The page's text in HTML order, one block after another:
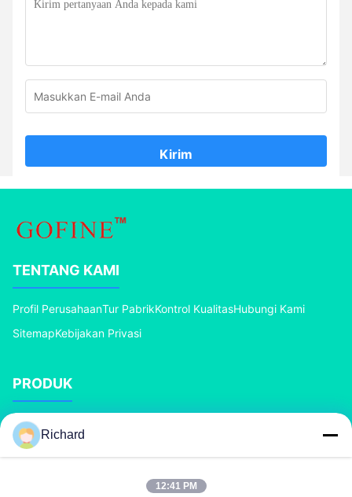
Kirim
TENTANG KAMI
Profil PerusahaanTur PabrikKontrol KualitasHubungi Kami
SitemapKebijakan Privasi
PRODUK
mesin pupuk kompos
Line Produksi pupuk organik
Richard
12:41 PM